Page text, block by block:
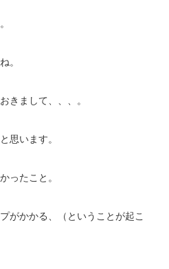
。
きまして、、、。
思います。
ったこと。
がかかる、（ということが起こ